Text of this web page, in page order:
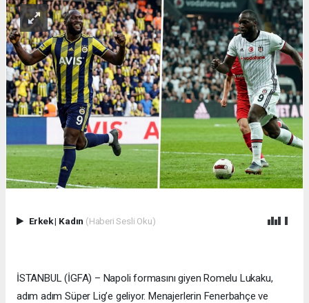
Erkek| Kadın (Haberi Sesli Oku)
İSTANBUL (İGFA) – Napoli formasını giyen Romelu Lukaku,
adım adım Süper Lig’e geliyor. Menajerlerin Fenerbahçe ve